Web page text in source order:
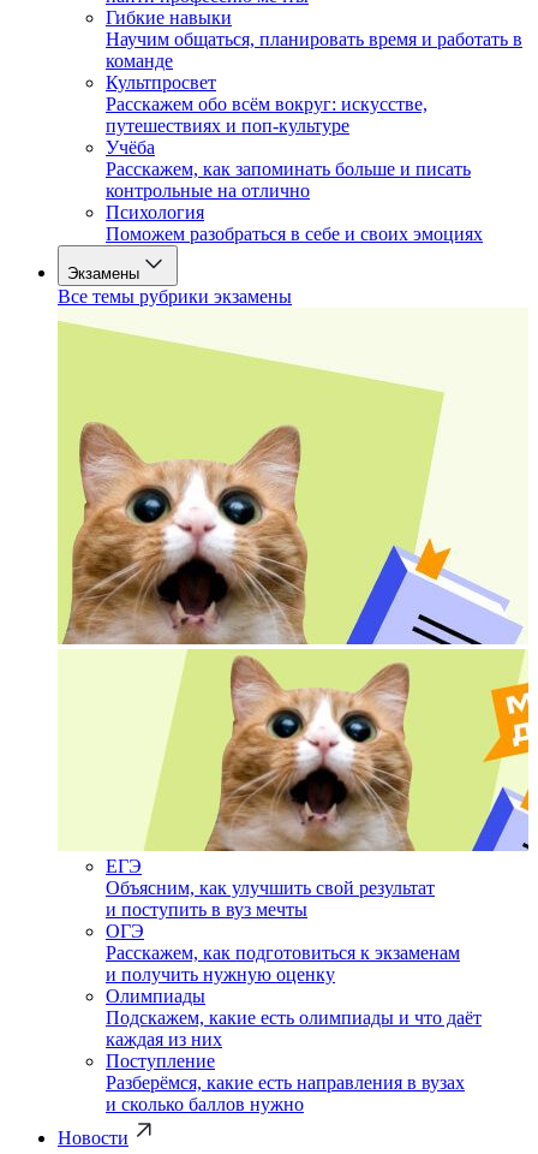
Гибкие навыки
Научим общаться, планировать время и работать в
команде
Культпросвет
Расскажем обо всём вокруг: искусстве,
путешествиях и поп-культуре
Учёба
Расскажем, как запоминать больше и писать
контрольные на отлично
Психология
Поможем разобраться в себе и своих эмоциях
Экзамены
Все темы рубрики экзамены
ЕГЭ
Объясним, как улучшить свой результат
и поступить в вуз мечты
ОГЭ
Расскажем, как подготовиться к экзаменам
и получить нужную оценку
Олимпиады
Подскажем, какие есть олимпиады и что даёт
каждая из них
Поступление
Разберёмся, какие есть направления в вузах
и сколько баллов нужно
Новости